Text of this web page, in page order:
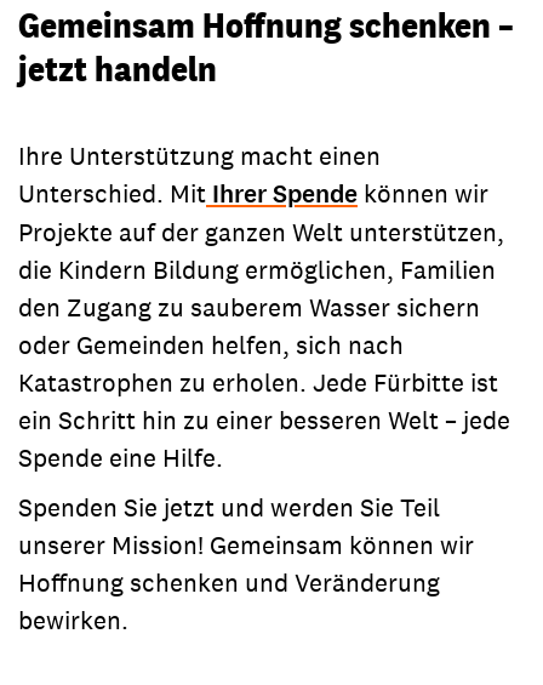
Gemeinsam Hoffnung schenken –
jetzt handeln
Ihre Unterstützung macht einen
Unterschied. Mit Ihrer Spende können wir
Projekte auf der ganzen Welt unterstützen,
die Kindern Bildung ermöglichen, Familien
den Zugang zu sauberem Wasser sichern
oder Gemeinden helfen, sich nach
Katastrophen zu erholen. Jede Fürbitte ist
ein Schritt hin zu einer besseren Welt – jede
Spende eine Hilfe.
Spenden Sie jetzt und werden Sie Teil
unserer Mission! Gemeinsam können wir
Hoffnung schenken und Veränderung
bewirken.